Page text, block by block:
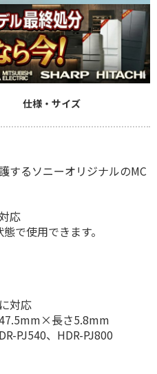
仕様・サイズ
するソニーオリジナルのMC
応
で使用できます。
対応
長さ5.8mm
PJ540、HDR-PJ800